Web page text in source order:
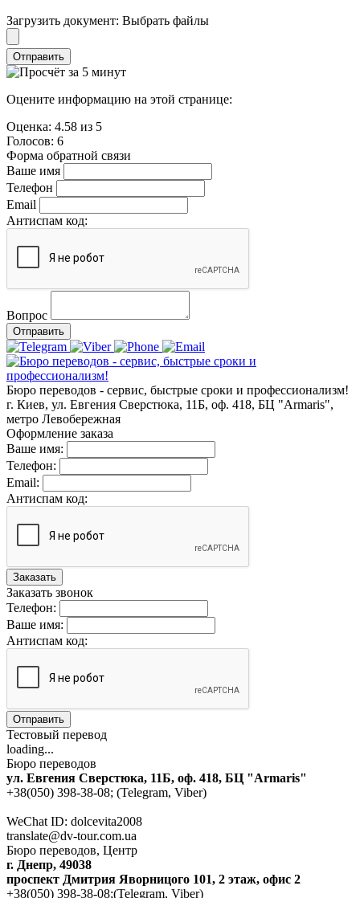
Загрузить документ: Выбрать файлы
Отправить
Оцените информацию на этой странице:
Оценка: 4.58 из 5
Голосов: 6
Форма обратной связи
Ваше имя
Телефон
Email
Антиспам код:
Вопрос
Отправить
Бюро переводов - сервис, быстрые сроки и профессионализм!
г. Киев, ул. Евгения Сверстюка, 11Б, оф. 418, БЦ "Armaris",
метро Левобережная
Оформление заказа
Ваше имя:
Телефон:
Email:
Антиспам код:
Заказать
Заказать звонок
Телефон:
Ваше имя:
Антиспам код:
Отправить
Тестовый перевод
loading...
Бюро переводов
ул. Евгения Сверстюка, 11Б, оф. 418, БЦ "Armaris"
+38(050) 398-38-08; (Telegram, Viber)
WeChat ID: dolcevita2008
translate@dv-tour.com.ua
Бюро переводов, Центр
г. Днепр, 49038
проспект Дмитрия Яворницого 101, 2 этаж, офис 2
+38(050) 398-38-08;(Telegram, Viber)